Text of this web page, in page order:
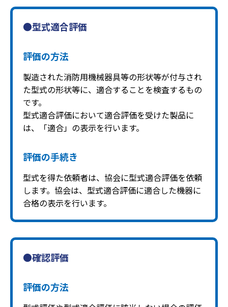
●型式適合評価
評価の方法
製造された消防用機械器具等の形状等が付与され
た型式の形状等に、適合することを検査するもの
です。
型式適合評価において適合評価を受けた製品に
は、「適合」の表示を行います。
評価の手続き
型式を得た依頼者は、協会に型式適合評価を依頼
します。協会は、型式適合評価に適合した機器に
合格の表示を行います。
●確認評価
評価の方法